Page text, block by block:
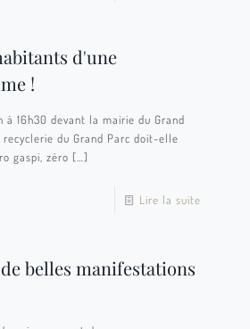
d'une
!
16h30 devant la mairie du Grand
du Grand Parc doit-elle
gaspi, zéro […]
Lire la suite
belles manifestations